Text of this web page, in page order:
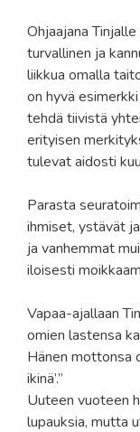
Ohjaajana
turvallinen ja
liikkua omalla
on hyvä
tehdä tiivistä
erityisen
tulevat aidosti
Parasta
ihmiset, ystävät
ja vanhemmat
iloisesti
Vapaa-ajallaan
omien lastensa
Hänen mottonsa
ikinä’.”
Uuteen vuoteen
lupauksia, mutta